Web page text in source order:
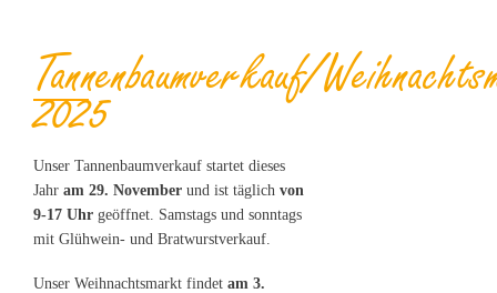
Tannenbaumverkauf/
2025
Unser Tannenbaumverkauf startet dieses
Jahr am 29. November und ist täglich von
9-17 Uhr geöffnet. Samstags und sonntags
mit Glühwein- und Bratwurstverkauf.
Unser Weihnachtsmarkt findet am 3.